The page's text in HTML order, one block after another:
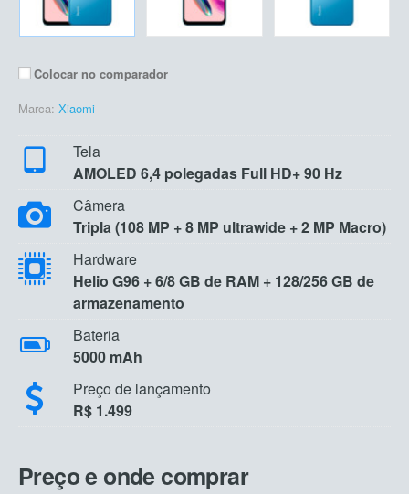
Colocar no comparador
Marca: Xiaomi
Tela
AMOLED 6,4 polegadas Full HD+ 90 Hz
Câmera
Tripla (108 MP + 8 MP ultrawide + 2 MP Macro)
Hardware
Helio G96 + 6/8 GB de RAM + 128/256 GB de
armazenamento
Bateria
5000 mAh
Preço de lançamento
R$ 1.499
Preço e onde comprar